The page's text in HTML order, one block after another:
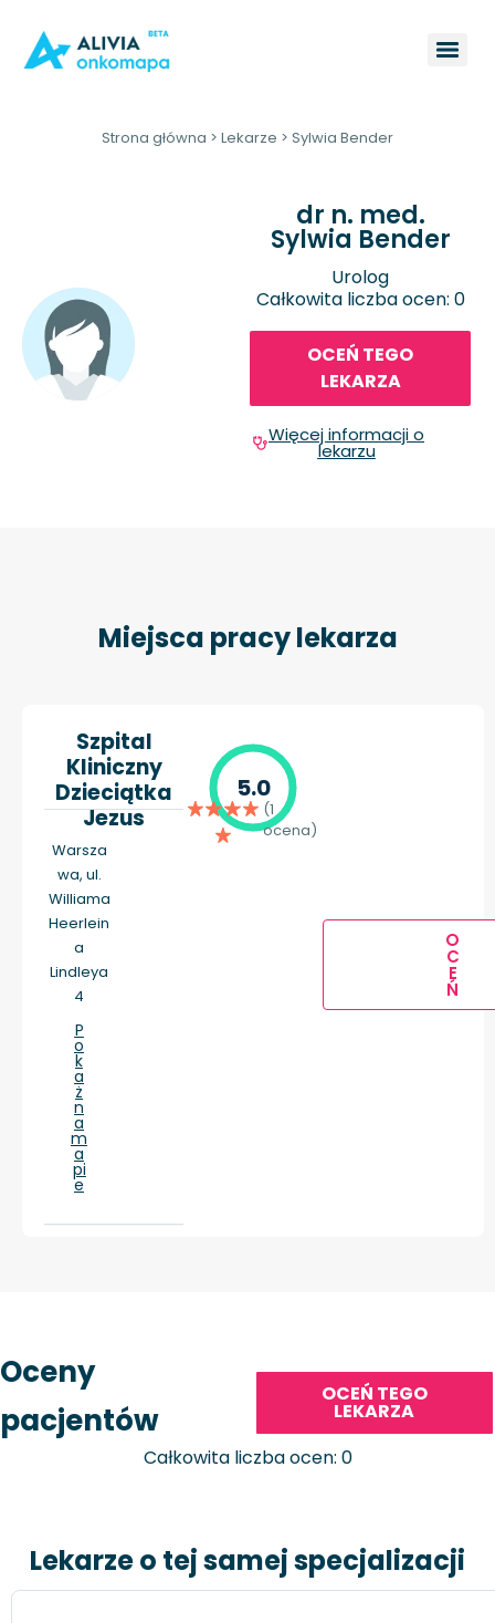
Strona główna > Lekarze > Sylwia Bender
dr n. med.
Sylwia Bender
Urolog
Całkowita liczba ocen: 0
OCEŃ TEGO
LEKARZA
Więcej informacji o
lekarzu
Miejsca pracy lekarza
Szpital
Kliniczny
Dzieciątka
Jezus
Warsza
wa, ul.
Williama
Heerlein
a
Lindleya
4
P
o
k
a
ż
n
a
m
a
pi
e
5.0
(1
ocena)
O
C
E
Ń
Oceny
pacjentów
OCEŃ TEGO
LEKARZA
Całkowita liczba ocen: 0
Lekarze o tej samej specjalizacji